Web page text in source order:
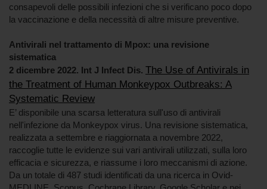
consapevoli delle possibili infezioni che si verificano poco dopo
la vaccinazione e della necessità di altre misure preventive.
Antivirali nel trattamento di Mpox: una revisione
sistematica
2 dicembre 2022. Int J Infect Dis. The Use of Antivirals in
the Treatment of Human Monkeypox Outbreaks: A
Systematic Review
E’ disponibile una scarsa letteratura sull'uso di antivirali
nell'infezione da Monkeypox virus. Una revisione sistematica,
realizzata a settembre e riaggiornata a novembre 2022,
raccoglie tutte le evidenze sui vari antivirali utilizzati, sulla loro
efficacia e sicurezza, e riassume i loro meccanismi di azione.
Da un totale di 487 studi identificati da una ricerca in Ovid-